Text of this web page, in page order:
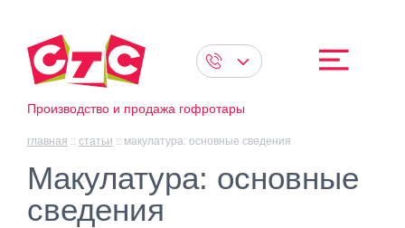
Производство и продажа гофротары
главная :: статьи :: макулатура: основные сведения
Макулатура: основные
сведения